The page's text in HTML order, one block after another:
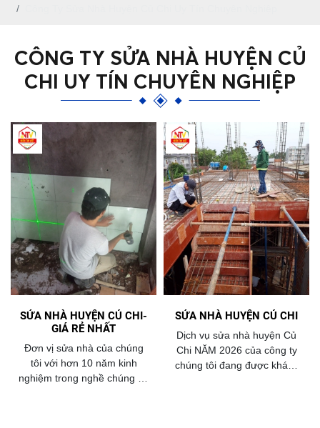
CÔNG TY SỬA NHÀ HUYỆN CỦ
CHI UY TÍN CHUYÊN NGHIỆP
SỬA NHÀ HUYỆN CỦ CHI-
GIÁ RẺ NHẤT
Đơn vị sửa nhà của chúng
tôi với hơn 10 năm kinh
nghiệm trong nghề chúng tôi
SỬA NHÀ HUYỆN CỦ CHI
Dịch vụ sửa nhà huyện Củ
Chi NĂM 2026 của công ty
chúng tôi đang được khách